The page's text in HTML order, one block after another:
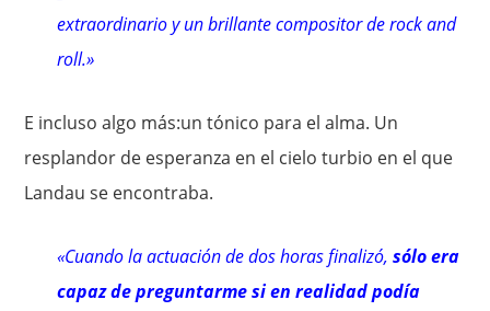
extraordinario y un brillante compositor de rock and
roll.»
E incluso algo más:un tónico para el alma. Un
resplandor de esperanza en el cielo turbio en el que
Landau se encontraba.
«Cuando la actuación de dos horas finalizó,sólo era
capaz de preguntarme si en realidad podía